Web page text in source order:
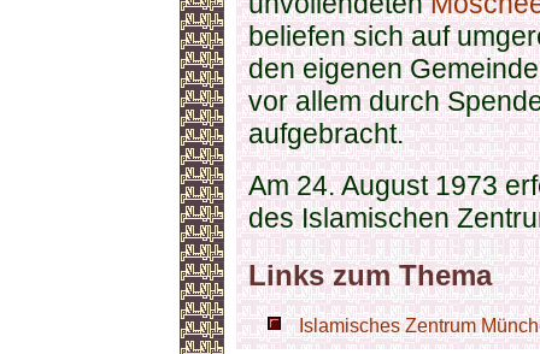
beliefen sich auf
den eigenen
vor allem durch
aufgebracht.
Am 24. August 1973
des Islamischen
Links zum Thema
Islamisches Zentrum